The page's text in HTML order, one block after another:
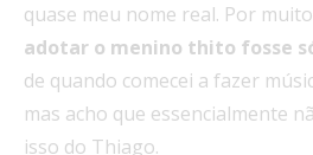
quase meu nome real. Por
adotar o menino thito fosse
de quando comecei a fazer
mas acho que essencialmente
isso do Thiago.